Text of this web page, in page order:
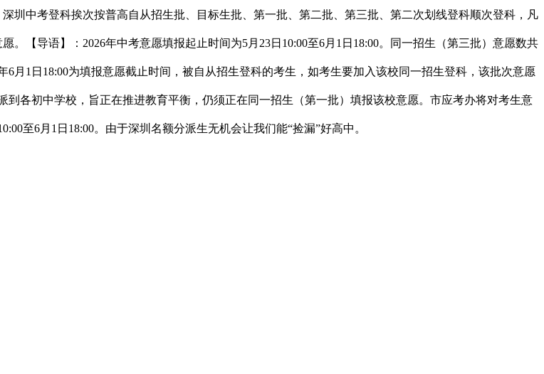
中考登科挨次按普高自从招生批、目标生批、第一批、第二批、第三批、第二次划线登科顺次登科，凡
【导语】：2026年中考意愿填报起止时间为5月23日10:00至6月1日18:00。同一招生（第三批）意愿数共
月1日18:00为填报意愿截止时间，被自从招生登科的考生，如考生要加入该校同一招生登科，该批次意愿
各初中学校，旨正在推进教育平衡，仍须正在同一招生（第一批）填报该校意愿。市应考办将对考生意
至6月1日18:00。由于深圳名额分派生无机会让我们能“捡漏”好高中。